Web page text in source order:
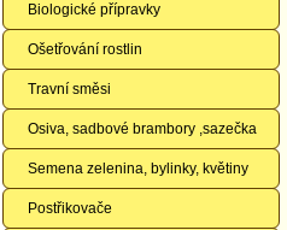
Biologické přípravky
Ošetřování rostlin
Travní směsi
Osiva, sadbové brambory ,sazečka
Semena zelenina, bylinky, květiny
Postřikovače